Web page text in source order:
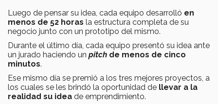
Luego de pensar su idea, cada equipo desarrolló en
menos de 52 horas la estructura completa de su
negocio junto con un prototipo del mismo.
Durante el último día, cada equipo presentó su idea ante
un jurado haciendo un pitch de menos de cinco
minutos.
Ese mismo día se premió a los tres mejores proyectos, a
los cuales se les brindó la oportunidad de llevar a la
realidad su idea de emprendimiento.